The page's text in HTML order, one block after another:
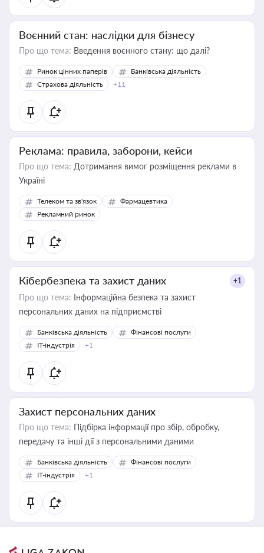
Воєнний стан: наслідки для бізнесу
Про що тема: Введення воєнного стану: що далі?
Ринок цінних паперів
Банківська діяльність
Страхова діяльність
+11
Реклама: правила, заборони, кейси
Про що тема: Дотримання вимог розміщення реклами в
Україні
Телеком та зв'язок
Фармацевтика
Рекламний ринок
Кібербезпека та захист даних +1
Про що тема: Інформаційна безпека та захист
персональних даних на підприємстві
Банківська діяльність
Фінансові послуги
IT-індустрія
+1
Захист персональних даних
Про що тема: Підбірка інформації про збір, обробку,
передачу та інші дії з персональними даними
Банківська діяльність
Фінансові послуги
IT-індустрія
+1